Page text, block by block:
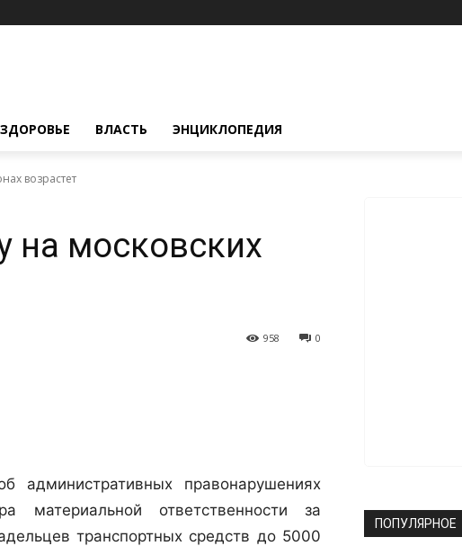
ВЛАСТЬ ЭНЦИКЛОПЕДИЯ
возрастет
на московских
0
958
административных правонарушениях
материальной ответственности за
транспортных средств до 5000
ПОПУЛЯРНОЕ